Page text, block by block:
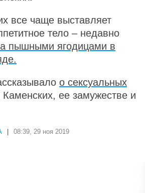
все чаще выставляет
тело – недавно
пышными ягодицами в
о сексуальных
Каменских, ее замужестве и
08:39, 29 ноя 2019